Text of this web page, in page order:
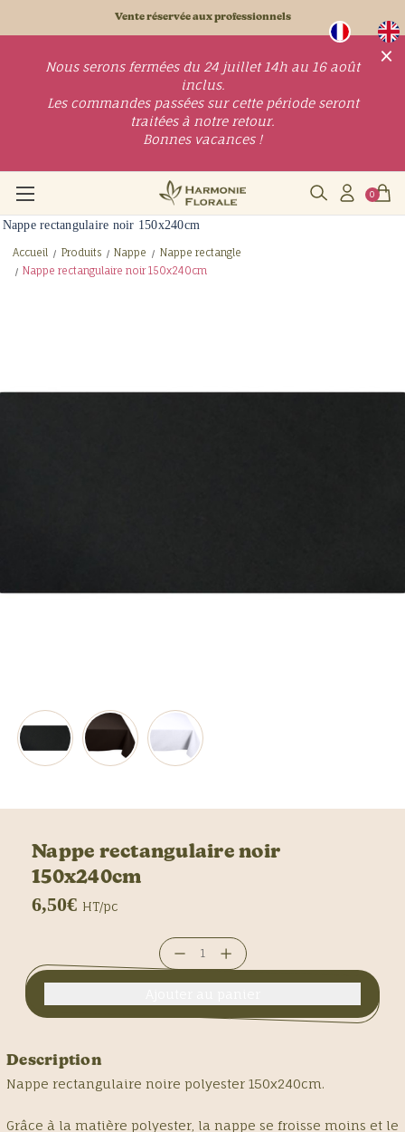
Vente réservée aux professionnels
Nous serons fermées du 24 juillet 14h au 16 août
inclus.
Les commandes passées sur cette période seront
traitées à notre retour.
Bonnes vacances !
×
0
rectangulaire noir 150x240cm
Accueil Produits Nappe
Nappe rectangle
Nappe rectangulaire noir 150x240cm
Nappe rectangulaire noir
150x240cm
6,50€ HT/pc
Diminuer
la
quantité
noir
Augmenter
la
quantité
noir
Description
Nappe rectangulaire noire polyester 150x240cm.
Grâce à la matière polyester, la nappe se froisse moins et le